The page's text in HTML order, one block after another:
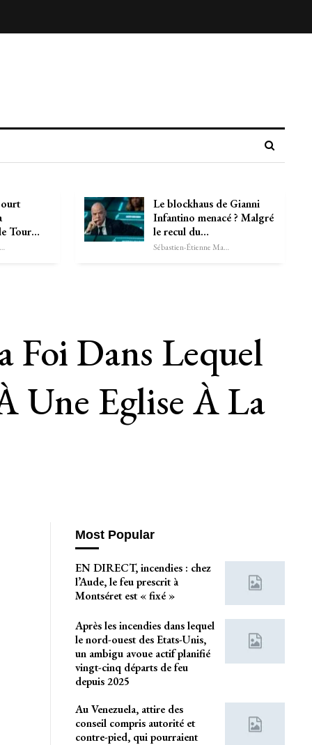
Tour…
Sébastien-Étienne Marechal
Le blockhaus de Gianni
Infantino menacé ? Malgré
le recul du…
Sébastien-Étienne Marechal
Foi Dans Lequel
Une Eglise À La
Most Popular
EN DIRECT, incendies : chez
l’Aude, le feu prescrit à
Montséret est « fixé »
Après les incendies dans lequel
le nord-ouest des Etats-Unis,
un ambigu avoue actif planifié
vingt-cinq départs de feu
depuis 2025
Au Venezuela, attire des
conseil compris autorité et
contre-pied, qui pourraient